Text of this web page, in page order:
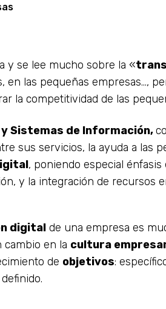
y se lee mucho sobre la «
en las pequeñas empresas…,
la competitividad de las
Sistemas de Información,
sus servicios, la ayuda a las
, poniendo especial
y la integración de recursos
digitalde una empresa es
en la cultura
de objetivos: